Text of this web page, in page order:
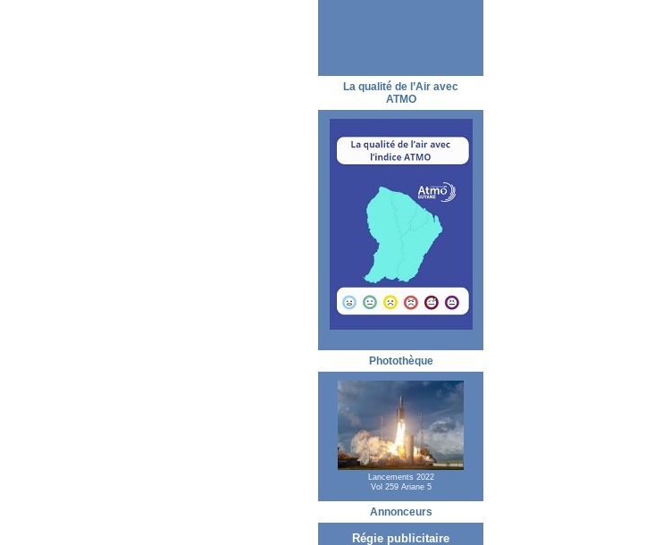
La qualité de l’Air avec
ATMO
Photothèque
Lancements 2022
Vol 259 Ariane 5
Annonceurs
Régie publicitaire